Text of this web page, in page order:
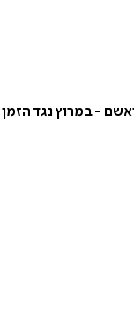
- במרוץ נגד